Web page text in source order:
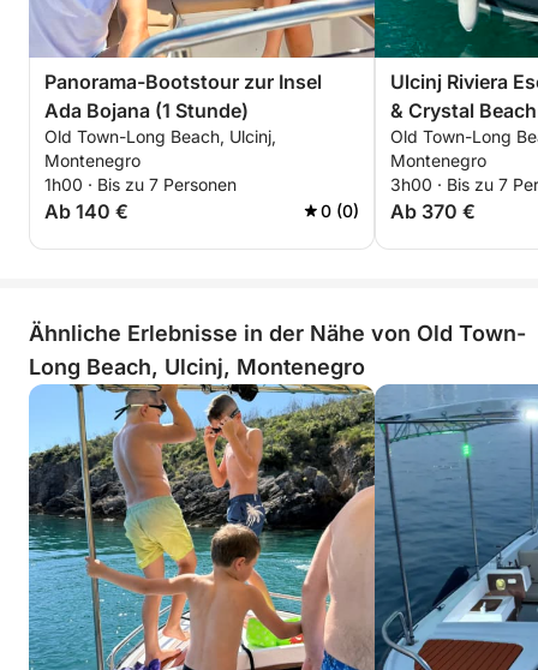
Panorama-Bootstour zur Insel
Ada Bojana (1 Stunde)
Old Town-Long Beach, Ulcinj,
Montenegro
1h00 · Bis zu 7 Personen
Ab 140 € 0 (0)
Ulcinj Riviera
& Crystal Beach
Old Town-Long
Montenegro
3h00 · Bis zu 7
Ab 370 €
Ähnliche Erlebnisse in der Nähe von Old Town-
Long Beach, Ulcinj, Montenegro